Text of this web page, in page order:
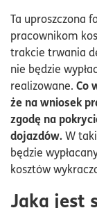
Ta uproszczona
pracownikom
trakcie trwania
nie będzie
realizowane. Co
że na wniosek
zgodę na
dojazdów.W
będzie
kosztów
Jaka jest